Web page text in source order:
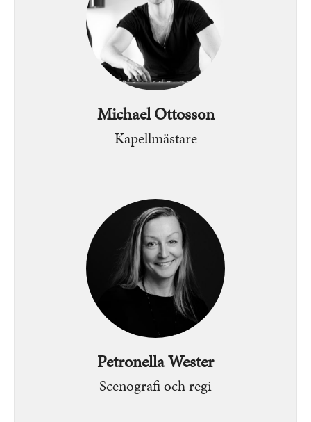
Michael Ottosson
Kapellmästare
Petronella Wester
Scenografi och regi